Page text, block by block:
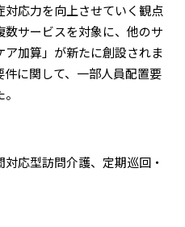
応力を向上させていく観点
サービスを対象に、他のサ
加算」が新たに創設されま
に関して、一部人員配置要
応型訪問介護、定期巡回・